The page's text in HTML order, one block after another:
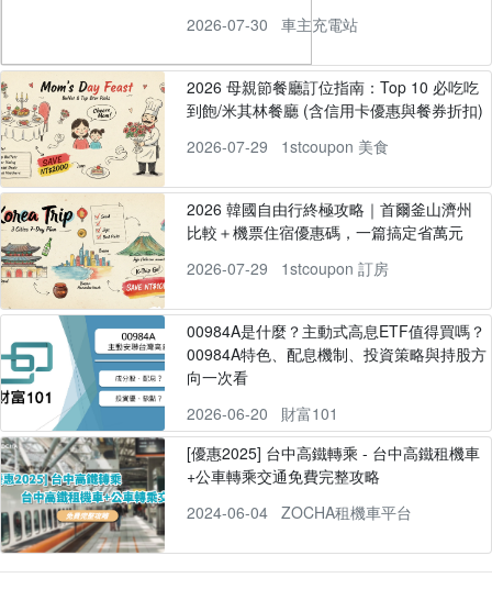
2026-07-30
車主充電站
2026 母親節餐廳訂位指南：Top 10 必吃吃
到飽/米其林餐廳 (含信用卡優惠與餐券折扣)
2026-07-29
1stcoupon 美食
2026 韓國自由行終極攻略｜首爾釜山濟州
比較＋機票住宿優惠碼，一篇搞定省萬元
2026-07-29
1stcoupon 訂房
00984A是什麼？主動式高息ETF值得買嗎？
00984A特色、配息機制、投資策略與持股方
向一次看
2026-06-20
財富101
[優惠2025] 台中高鐵轉乘 - 台中高鐵租機車
+公車轉乘交通免費完整攻略
2024-06-04
ZOCHA租機車平台